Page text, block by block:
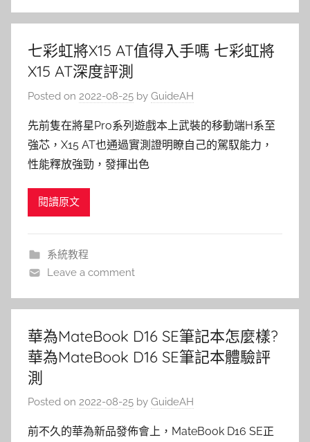
七彩虹將X15 AT值得入手嗎 七彩虹將
X15 AT深度評測
Posted on 2022-08-25 by GuideAH
先前隻在將星Pro系列遊戲本上武裝的移動端H系至
強芯，X15 AT也通過實測證明瞭自己的駕馭能力，
性能釋放強勁，發揮出色
閱讀原文
系統教程
Leave a comment
華為MateBook D16 SE筆記本怎麼樣?
華為MateBook D16 SE筆記本體驗評
測
Posted on 2022-08-25 by GuideAH
前不久的華為新品發佈會上，MateBook D16 SE正